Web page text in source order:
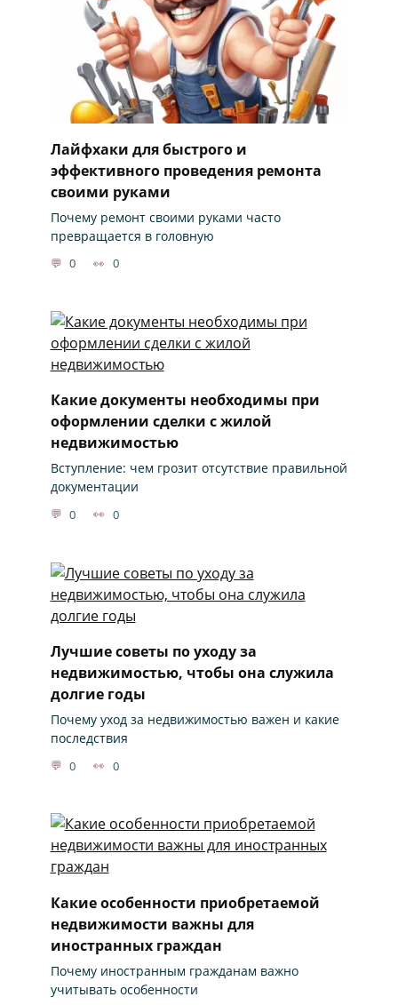
Лайфхаки для быстрого и
эффективного проведения ремонта
своими руками
Почему ремонт своими руками часто
превращается в головную
0 0
Какие документы необходимы при
оформлении сделки с жилой
недвижимостью
Вступление: чем грозит отсутствие правильной
документации
0 0
Лучшие советы по уходу за
недвижимостью, чтобы она служила
долгие годы
Почему уход за недвижимостью важен и какие
последствия
0 0
Какие особенности приобретаемой
недвижимости важны для
иностранных граждан
Почему иностранным гражданам важно
учитывать особенности